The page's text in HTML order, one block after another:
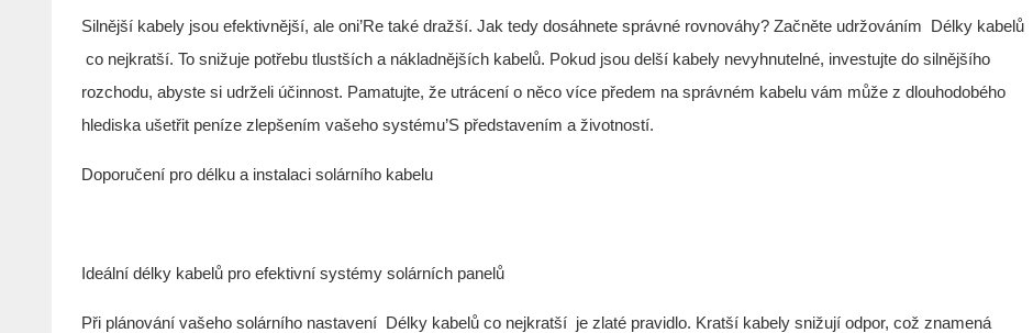
Silnější kabely jsou efektivnější, ale oni’Re také dražší. Jak tedy dosáhnete správné rovnováhy? Začněte udržováním Délky kabelů
co nejkratší. To snižuje potřebu tlustších a nákladnějších kabelů. Pokud jsou delší kabely nevyhnutelné, investujte do silnějšího
rozchodu, abyste si udrželi účinnost. Pamatujte, že utrácení o něco více předem na správném kabelu vám může z dlouhodobého
hlediska ušetřit peníze zlepšením vašeho systému’S představením a životností.
Doporučení pro délku a instalaci solárního kabelu
Ideální délky kabelů pro efektivní systémy solárních panelů
Při plánování vašeho solárního nastavení Délky kabelů co nejkratší je zlaté pravidlo. Kratší kabely snižují odpor, což znamená